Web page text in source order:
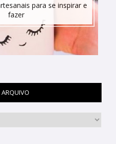
para se inspirar e
fazer
ARQUIVO